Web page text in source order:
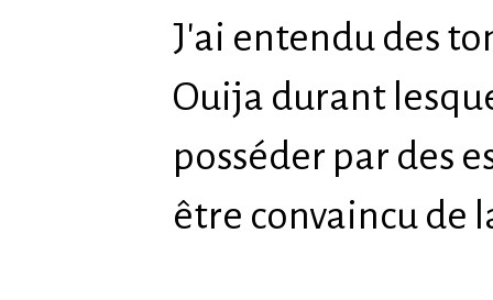
J'ai entendu des
Ouija durant
posséder par des
être convaincu de